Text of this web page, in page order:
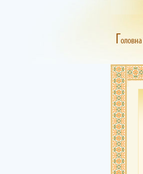
Головна